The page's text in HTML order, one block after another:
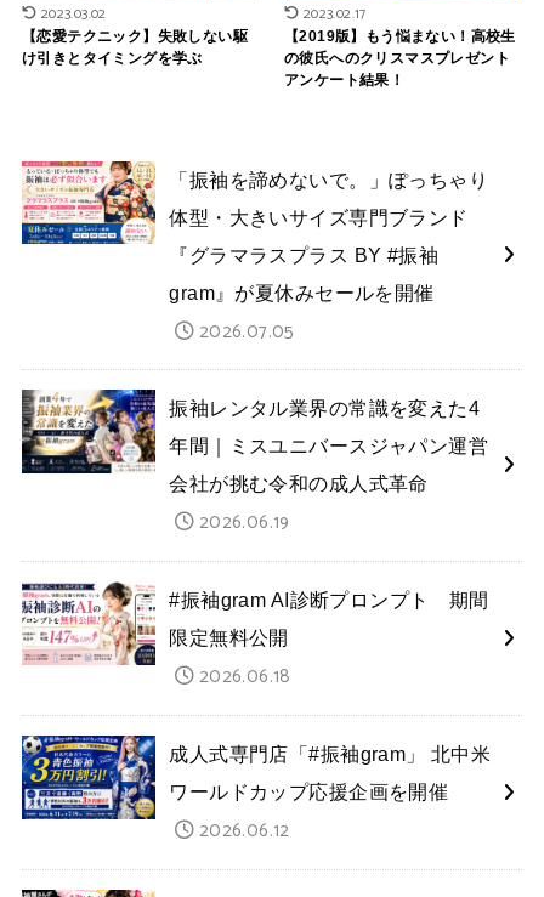
2023.03.02
【恋愛テクニック】失敗しない駆
け引きとタイミングを学ぶ
2023.02.17
【2019版】もう悩まない！高校生
の彼氏へのクリスマスプレゼント
アンケート結果！
「振袖を諦めないで。」ぽっちゃり
体型・大きいサイズ専門ブランド
『グラマラスプラス BY #振袖
gram』が夏休みセールを開催
2026.07.05
振袖レンタル業界の常識を変えた4
年間｜ミスユニバースジャパン運営
会社が挑む令和の成人式革命
2026.06.19
#振袖gram AI診断プロンプト 期間
限定無料公開
2026.06.18
成人式専門店「#振袖gram」 北中米
ワールドカップ応援企画を開催
2026.06.12